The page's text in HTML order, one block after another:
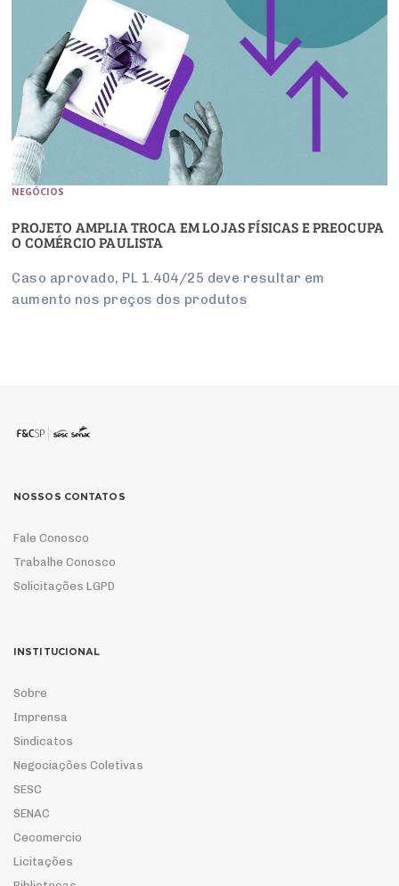
NEGÓCIOS
PROJETO AMPLIA TROCA EM LOJAS FÍSICAS E PREOCUPA
O COMÉRCIO PAULISTA
Caso aprovado, PL 1.404/25 deve resultar em
aumento nos preços dos produtos
NOSSOS CONTATOS
Fale Conosco
Trabalhe Conosco
Solicitações LGPD
INSTITUCIONAL
Sobre
Imprensa
Sindicatos
Negociações Coletivas
SESC
SENAC
Cecomercio
Licitações